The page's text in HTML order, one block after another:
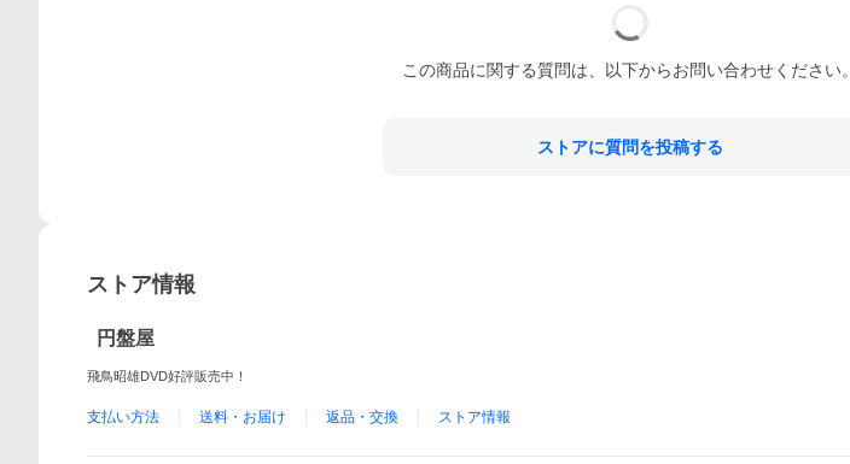
この商品に関する質問は、以下からお問い合わせください。
ストアに質問を投稿する
ストア情報
円盤屋
飛鳥昭雄DVD好評販売中！
支払い方法 送料・お届け 返品・交換 ストア情報